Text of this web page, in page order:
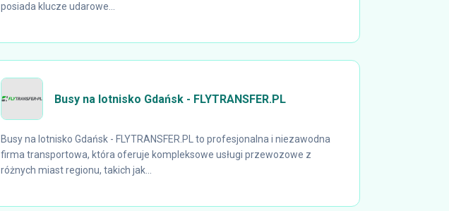
posiada klucze udarowe...
Busy na lotnisko Gdańsk - FLYTRANSFER.PL
Busy na lotnisko Gdańsk - FLYTRANSFER.PL to profesjonalna i niezawodna
firma transportowa, która oferuje kompleksowe usługi przewozowe z
różnych miast regionu, takich jak...